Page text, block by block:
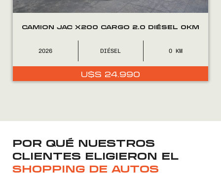
0800
CAMION JAC X200 CARGO 2.0 DIÉSEL 0KM
2026 DIÉSEL 0
U$S 24.990
POR QUÉ NUESTROS
CLIENTES ELIGIERON EL
SHOPPING DE AUTOS